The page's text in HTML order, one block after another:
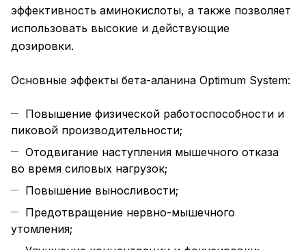
эффективность аминокислоты, а также позволяет
использовать высокие и действующие
дозировки.
Основные эффекты бета-аланина Optimum System:
Повышение физической работоспособности и
пиковой производительности;
Отодвигание наступления мышечного отказа
во время силовых нагрузок;
Повышение выносливости;
Предотвращение нервно-мышечного
утомления;